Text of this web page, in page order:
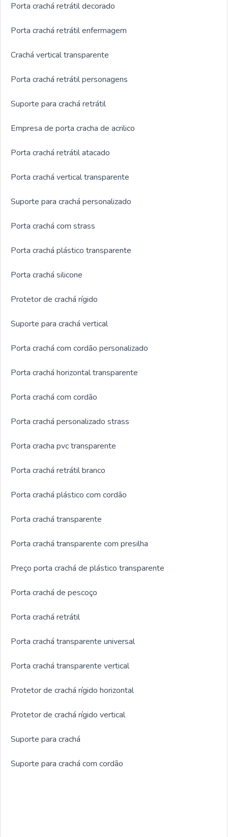
Porta crachá retrátil decorado
Porta crachá retrátil enfermagem
Crachá vertical transparente
Porta crachá retrátil personagens
Suporte para crachá retrátil
Empresa de porta cracha de acrilico
Porta crachá retrátil atacado
Porta crachá vertical transparente
Suporte para crachá personalizado
Porta crachá com strass
Porta crachá plástico transparente
Porta crachá silicone
Protetor de crachá rígido
Suporte para crachá vertical
Porta crachá com cordão personalizado
Porta crachá horizontal transparente
Porta crachá com cordão
Porta crachá personalizado strass
Porta cracha pvc transparente
Porta crachá retrátil branco
Porta crachá plástico com cordão
Porta crachá transparente
Porta crachá transparente com presilha
Preço porta crachá de plástico transparente
Porta crachá de pescoço
Porta crachá retrátil
Porta crachá transparente universal
Porta crachá transparente vertical
Protetor de crachá rígido horizontal
Protetor de crachá rígido vertical
Suporte para crachá
Suporte para crachá com cordão